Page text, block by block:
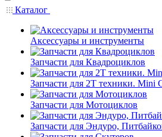
Каталог
Аксессуары и инструменты
Запчасти для Квадроциклов
Запчасти для 2T техники. Mini
Запчасти для Мотоциклов
Запчасти для Эндуро,